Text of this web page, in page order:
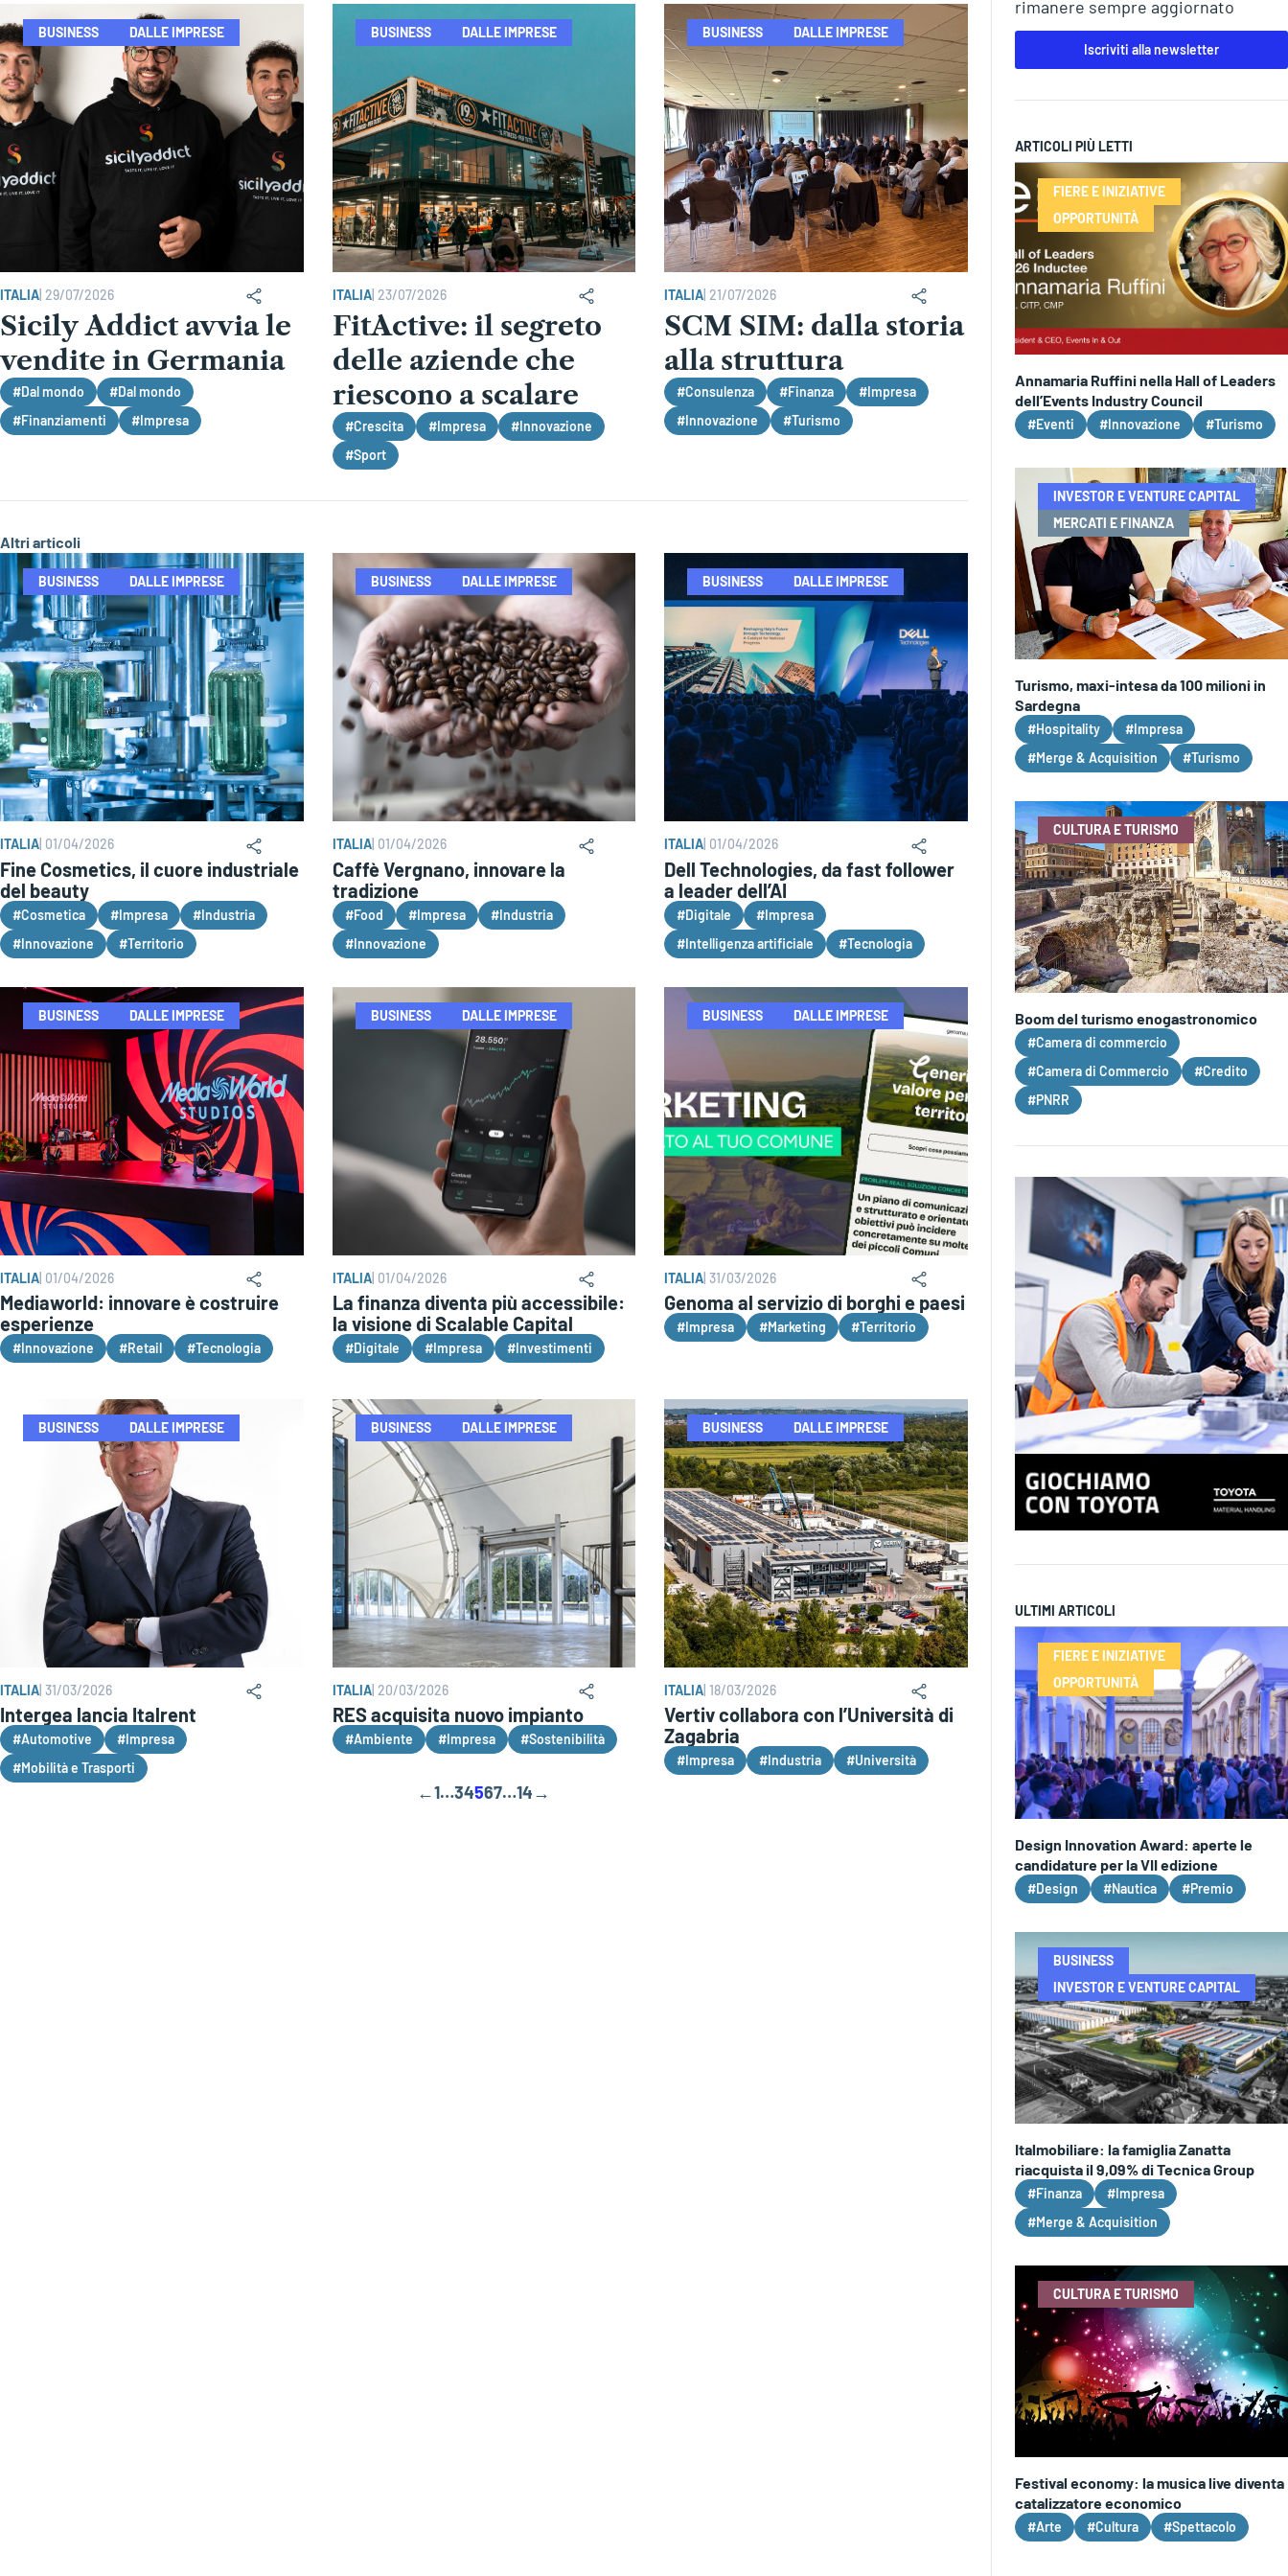
BUSINESS DALLE IMPRESE
ITALIA 29/07/2026
Sicily Addict avvia le
vendite in Germania
#Dal mondo
#Dal mondo
#Finanziamenti
#Impresa
BUSINESS DALLE IMPRESE
ITALIA| 23/07/2026
FitActive: il segreto
delle aziende che
riescono a scalare
#Crescita #Impresa
#Innovazione
#Sport
BUSINESS DALLE IMPRESE
ITALIA 21/07/2026
SCM SIM: dalla storia
alla struttura
#Consulenza #Finanza
#Impresa
#Innovazione
#Turismo
Altri articoli
BUSINESS DALLE IMPRESE
ITALIA 01/04/2026
Fine Cosmetics, il cuore industriale
del beauty
#Cosmetica #Impresa
#Industria
#Innovazione
#Territorio
BUSINESS DALLE IMPRESE
ITALIA| 01/04/2026
Caffè Vergnano, innovare la
tradizione
#Food #Impresa
#Industria
#Innovazione
BUSINESS DALLE IMPRESE
ITALIA 01/04/2026
Dell Technologies, da fast follower
a leader dell’AI
#Digitale
#Impresa
#Intelligenza artificiale
#Tecnologia
BUSINESS DALLE IMPRESE
ITALIA 01/04/2026
Mediaworld: innovare è costruire
esperienze
#Innovazione #Retail #Tecnologia
BUSINESS DALLE IMPRESE
ITALIA| 01/04/2026
La finanza diventa più accessibile:
la visione di Scalable Capital
#Digitale #Impresa #Investimenti
BUSINESS DALLE IMPRESE
ITALIA 31/03/2026
Genoma al servizio di borghi e paesi
#Impresa #Marketing #Territorio
BUSINESS DALLE IMPRESE
ITALIA 31/03/2026
Intergea lancia Italrent
#Automotive
#Impresa
#Mobilità e Trasporti
BUSINESS DALLE IMPRESE
ITALIA| 20/03/2026
RES acquisita nuovo impianto
#Ambiente #Impresa #Sostenibilità
BUSINESS DALLE IMPRESE
ITALIA 18/03/2026
Vertiv collabora con l’Università di
Zagabria
#Impresa #Industria #Università
←1…34567…14→
rimanere sempre aggiornato
Iscriviti alla newsletter
ARTICOLI PIÙ LETTI
FIERE E INIZIATIVE
OPPORTUNITÀ
Annamaria Ruffini nella Hall of Leaders
dell’Events Industry Council
#Eventi #Innovazione #Turismo
INVESTOR E VENTURE CAPITAL
MERCATI E FINANZA
Turismo, maxi-intesa da 100 milioni in
Sardegna
#Hospitality
#Impresa
#Merge & Acquisition
#Turismo
CULTURA E TURISMO
Boom del turismo enogastronomico
#Camera di commercio
#Camera di Commercio
#Credito
#PNRR
ULTIMI ARTICOLI
FIERE E INIZIATIVE
OPPORTUNITÀ
Design Innovation Award: aperte le
candidature per la VII edizione
#Design #Nautica #Premio
BUSINESS
INVESTOR E VENTURE CAPITAL
Italmobiliare: la famiglia Zanatta
riacquista il 9,09% di Tecnica Group
#Finanza
#Impresa
#Merge & Acquisition
CULTURA E TURISMO
Festival economy: la musica live diventa
catalizzatore economico
#Arte #Cultura #Spettacolo